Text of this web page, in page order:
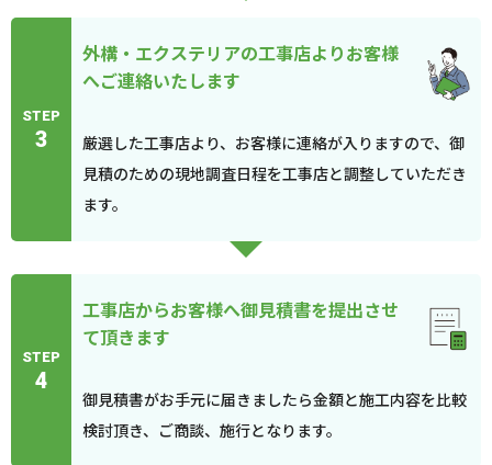
STEP
3
外構・エクステリアの工事店よりお客様
へご連絡いたします
厳選した工事店より、お客様に連絡が入りますので、御
見積のための現地調査日程を工事店と調整していただき
ます。
STEP
4
工事店からお客様へ御見積書を提出させ
て頂きます
御見積書がお手元に届きましたら金額と施工内容を比較
検討頂き、ご商談、施行となります。